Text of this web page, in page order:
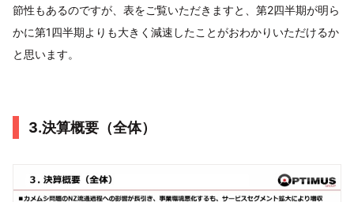
節性もあるのですが、表をご覧いただきますと、第2四半期が明ら
かに第1四半期よりも大きく減速したことがおわかりいただけるか
と思います。
3.決算概要（全体）